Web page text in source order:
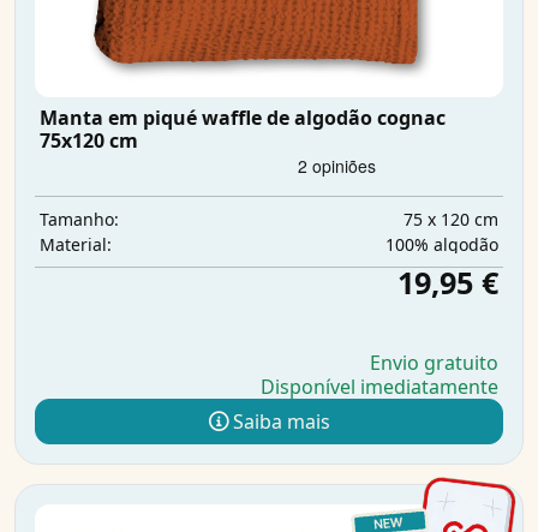
Manta em piqué waffle de algodão cognac
75x120 cm
Tamanho:
75 x 120 cm
Material:
100% algodão
19,95 €
Envio gratuito
Disponível imediatamente
Saiba mais